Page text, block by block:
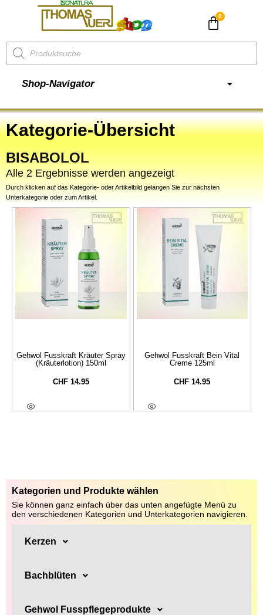
Shop-Navigator
Kategorie-Übersicht
BISABOLOL
Alle 2 Ergebnisse werden angezeigt
Durch klicken auf das Kategorie- oder Artikelbild gelangen Sie zur nächsten
Unterkategorie oder zum Artikel.
Gehwol Fusskraft Kräuter Spray
(Kräuterlotion) 150ml
CHF14.95
Gehwol Fusskraft Bein Vital
Creme 125ml
CHF 14.95
Kategorien und Produkte wählen
Sie können ganz einfach über das unten angefügte Menü zu
den verschiedenen Kategorien und Unterkategorien navigieren.
Kerzen
Bachblüten
Gehwol Fusspflegeprodukte